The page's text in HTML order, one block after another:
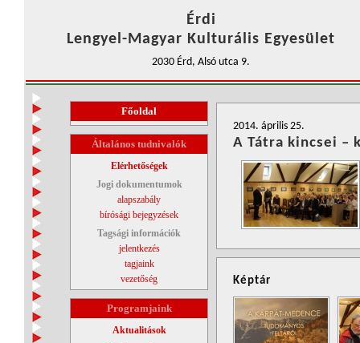
Érdi
Lengyel-Magyar Kulturális Egyesület
2030 Érd, Alsó utca 9.
Főoldal
Általános tudnivalók
Elérhetőségek
Jogi dokumentumok
alapszabály
bírósági bejegyzések
Tagsági információk
jelentkezés
tagjaink
vezetőség
Programjaink
Aktualitások
2014. április 25.
A Tátra kincsei –
Képtár